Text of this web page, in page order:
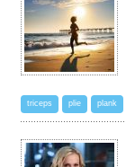
triceps plie plank